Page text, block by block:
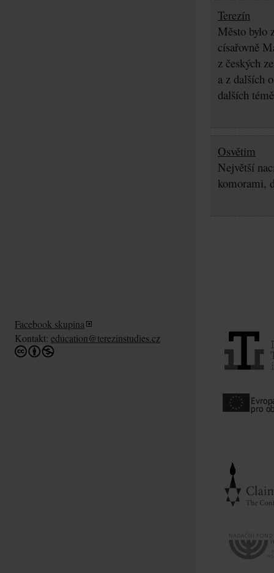
Terezín
Město bylo
císařovně
z českých
a z dalších
dalších
Osvětim
Největší
komorami,
Facebook skupina
Kontakt: education@terezinstudies.cz